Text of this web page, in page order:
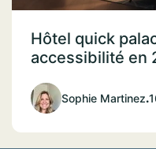
Hôtel quick
accessibilité en
Sophie Martinez.